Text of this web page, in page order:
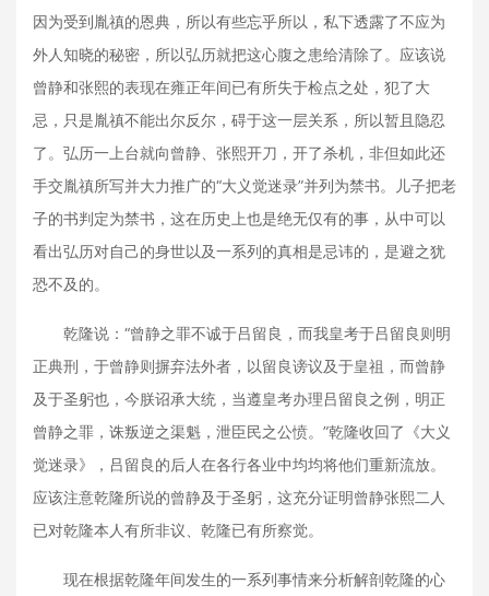
因为受到胤禛的恩典，所以有些忘乎所以，私下透露了不应为
外人知晓的秘密，所以弘历就把这心腹之患给清除了。应该说
曾静和张熙的表现在雍正年间已有所失于检点之处，犯了大
忌，只是胤禛不能出尔反尔，碍于这一层关系，所以暂且隐忍
了。弘历一上台就向曾静、张熙开刀，开了杀机，非但如此还
手交胤禛所写并大力推广的“大义觉迷录”并列为禁书。儿子把老
子的书判定为禁书，这在历史上也是绝无仅有的事，从中可以
看出弘历对自己的身世以及一系列的真相是忌讳的，是避之犹
恐不及的。
乾隆说：“曾静之罪不诚于吕留良，而我皇考于吕留良则明
正典刑，于曾静则摒弃法外者，以留良谤议及于皇祖，而曾静
及于圣躬也，今朕诏承大统，当遵皇考办理吕留良之例，明正
曾静之罪，诛叛逆之渠魁，泄臣民之公愤。”乾隆收回了《大义
觉迷录》，吕留良的后人在各行各业中均均将他们重新流放。
应该注意乾隆所说的曾静及于圣躬，这充分证明曾静张熙二人
已对乾隆本人有所非议、乾隆已有所察觉。
现在根据乾隆年间发生的一系列事情来分析解剖乾隆的心